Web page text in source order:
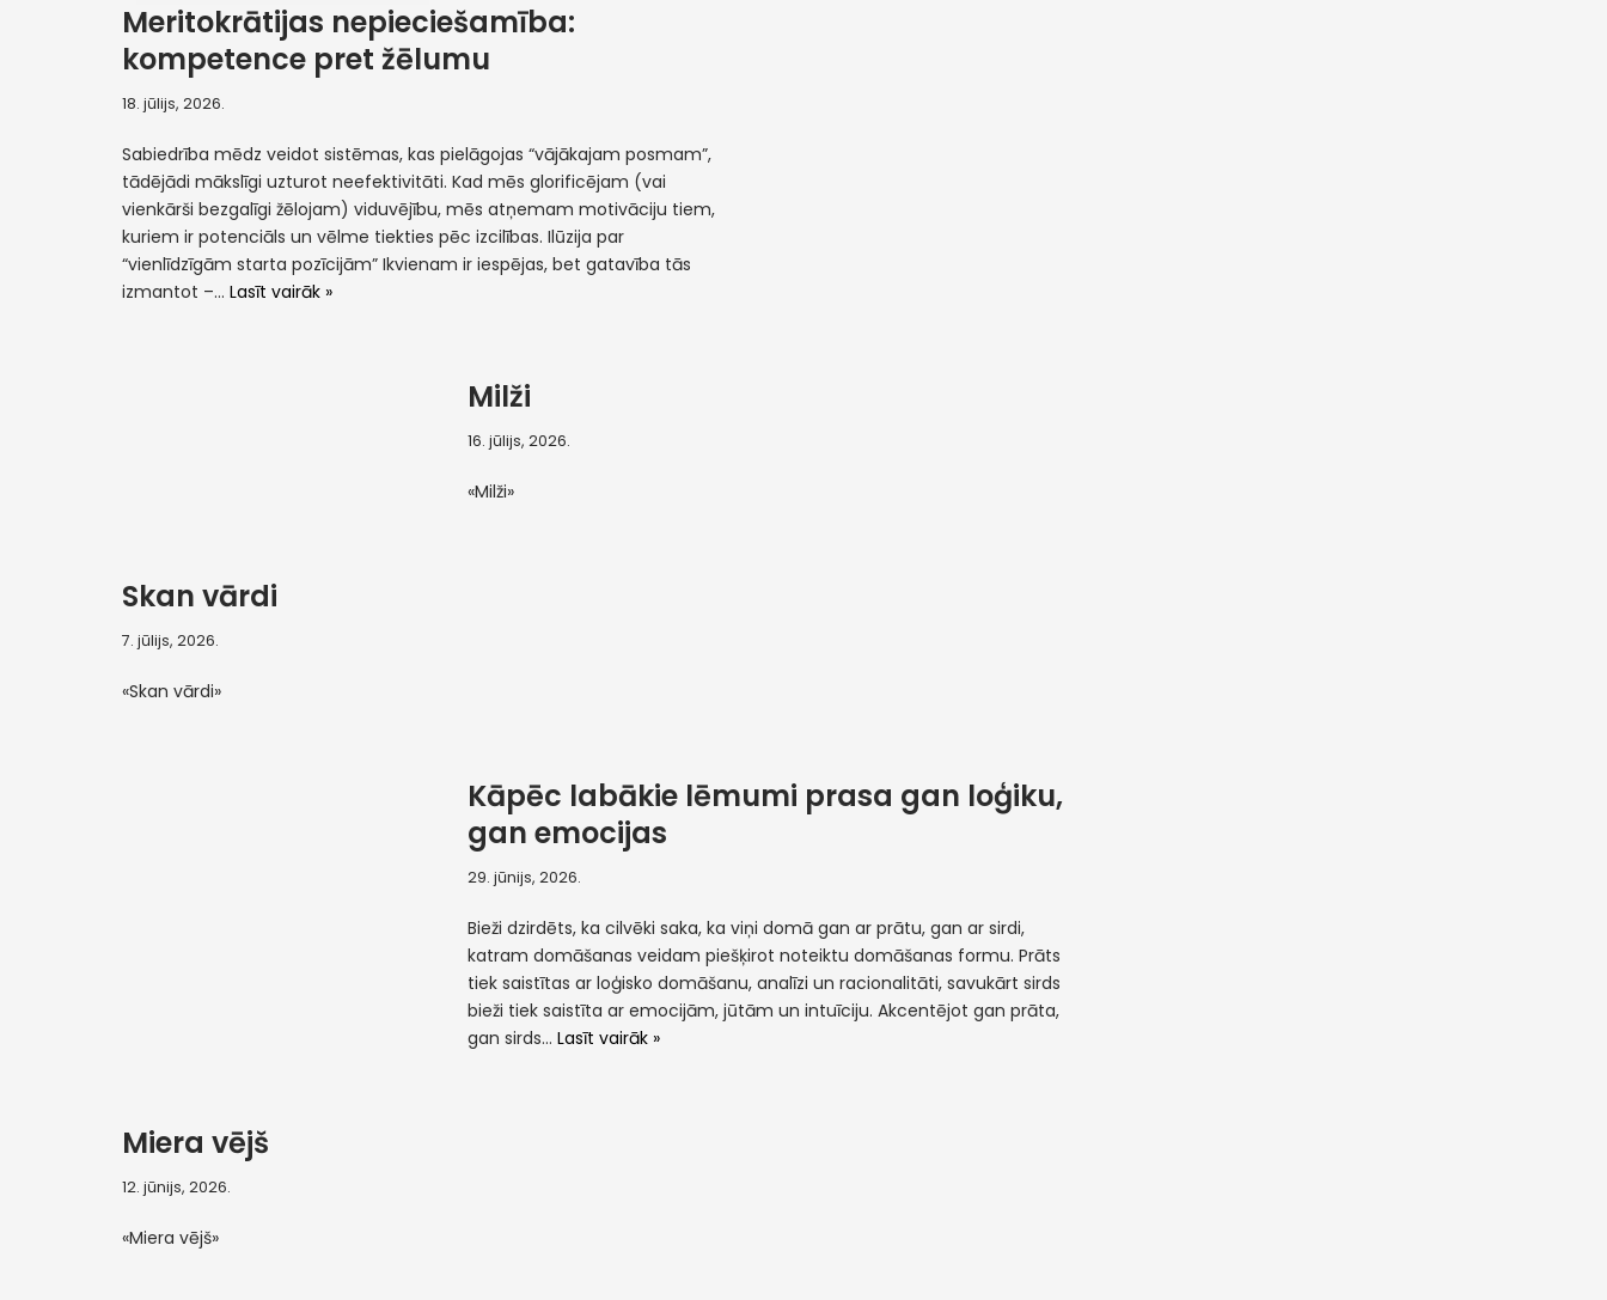
Meritokrātijas nepieciešamība:
kompetence pret žēlumu
18. jūlijs, 2026.
Sabiedrība mēdz veidot sistēmas, kas pielāgojas “vājākajam posmam”,
tādējādi mākslīgi uzturot neefektivitāti. Kad mēs glorificējam (vai
vienkārši bezgalīgi žēlojam) viduvējību, mēs atņemam motivāciju tiem,
kuriem ir potenciāls un vēlme tiekties pēc izcilības. Ilūzija par
“vienlīdzīgām starta pozīcijām” Ikvienam ir iespējas, bet gatavība tās
izmantot –… Lasīt vairāk »
Milži
16. jūlijs, 2026.
«Milži»
Skan vārdi
7. jūlijs, 2026.
«Skan vārdi»
Kāpēc labākie lēmumi prasa gan loģiku,
gan emocijas
29. jūnijs, 2026.
Bieži dzirdēts, ka cilvēki saka, ka viņi domā gan ar prātu, gan ar sirdi,
katram domāšanas veidam piešķirot noteiktu domāšanas formu. Prāts
tiek saistītas ar loģisko domāšanu, analīzi un racionalitāti, savukārt sirds
bieži tiek saistīta ar emocijām, jūtām un intuīciju. Akcentējot gan prāta,
gan sirds…Lasīt vairāk »
Miera vējš
12. jūnijs, 2026.
«Miera vējš»